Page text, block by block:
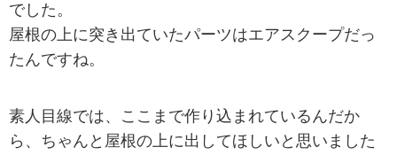
でした。
屋根の上に突き出ていたパーツはエアスクープだっ
たんですね。
素人目線では、ここまで作り込まれているんだか
ら、ちゃんと屋根の上に出してほしいと思いました